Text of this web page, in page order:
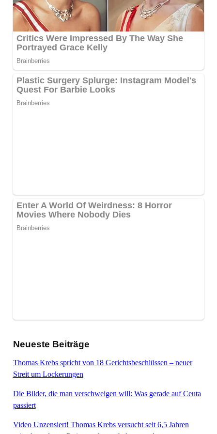
Neueste Beiträge
Thomas Krebs spricht von 18 Gerichtsbeschlüssen – neuer
Streit um Lockerungen
Die Bilder, die man verschweigen will: Was gerade auf Ceuta
passiert
Video Unzensiert! Thomas Krebs versucht seit 6,5 Jahren